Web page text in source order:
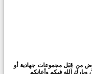
من قِبَل مجموعات جهادية أو
وبارك الله فيكم وأعانكم